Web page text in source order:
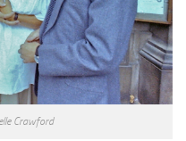
Crawford